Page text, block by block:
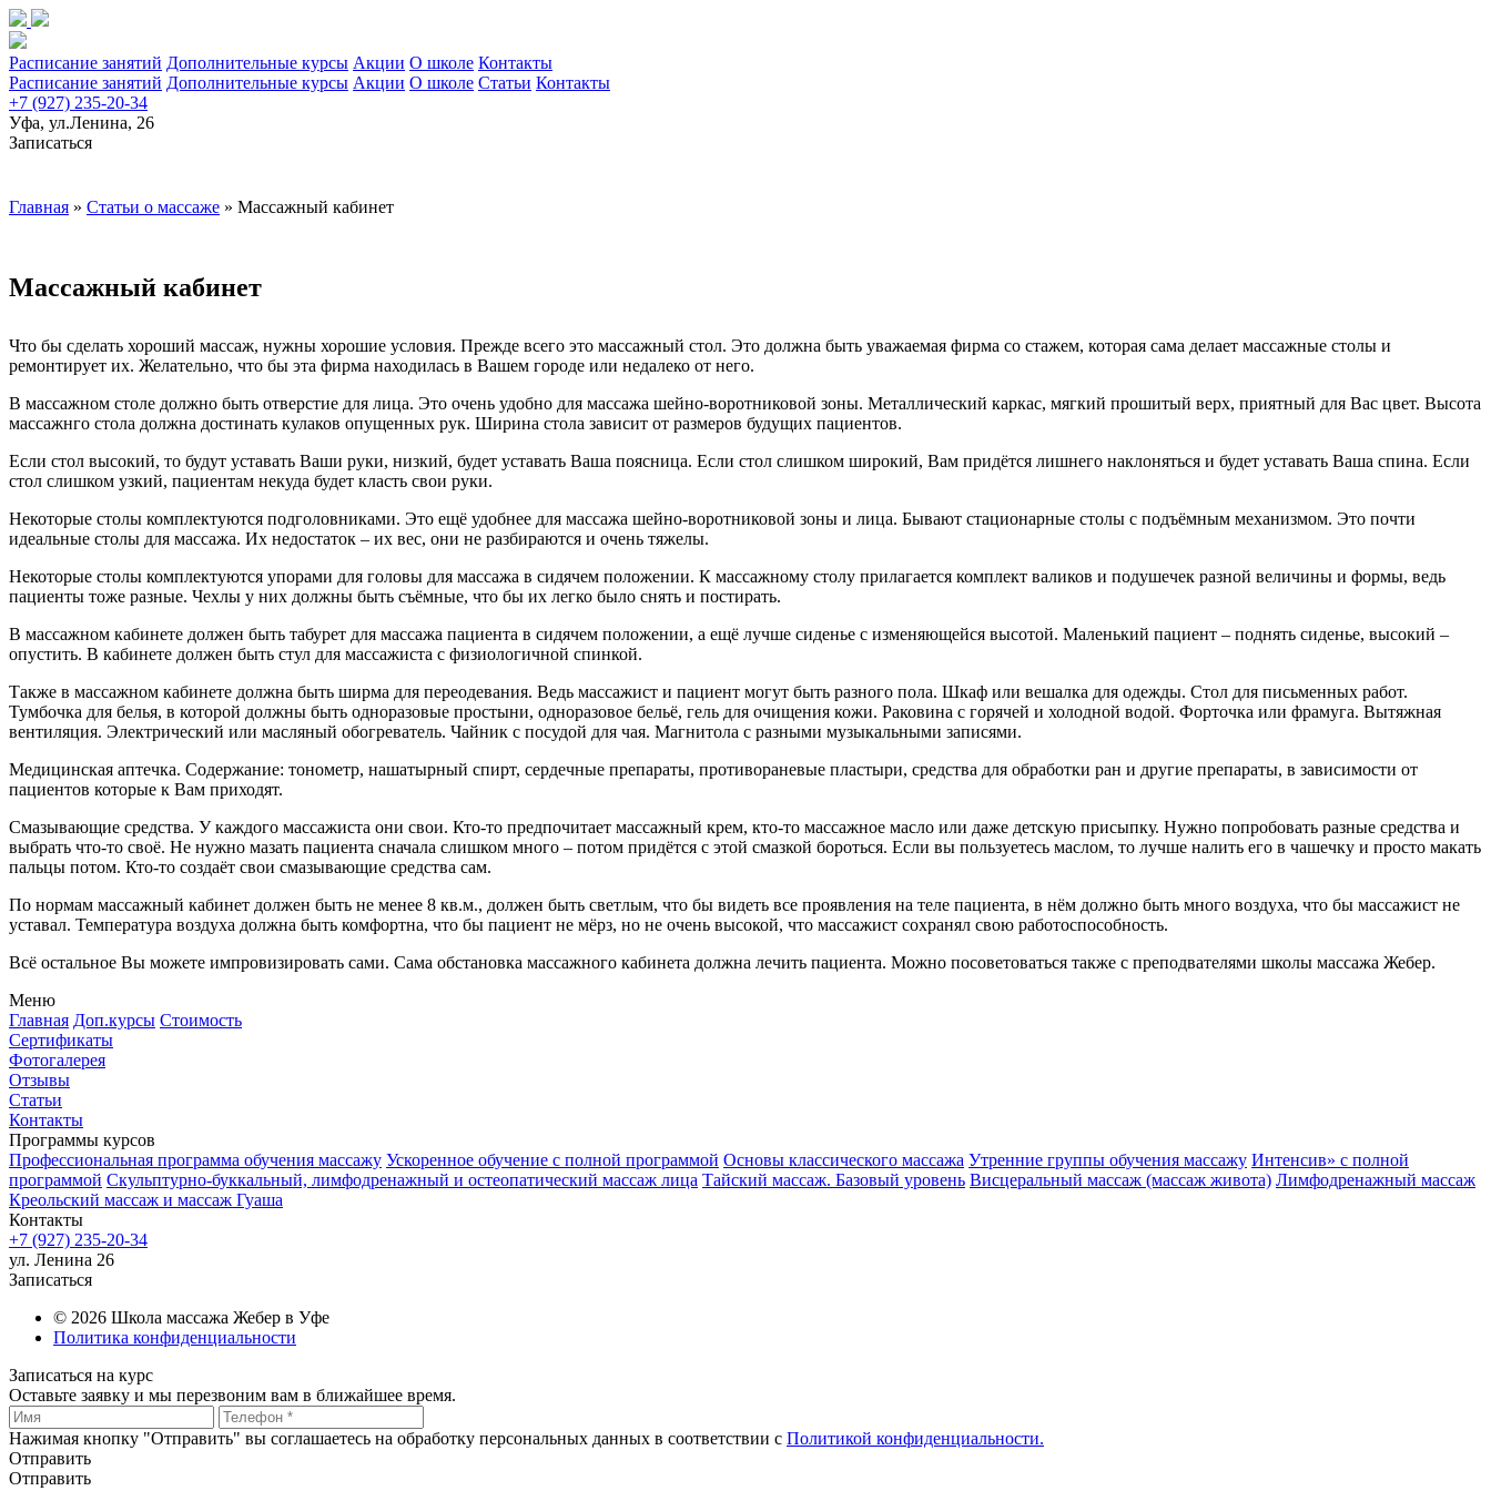
Расписание занятий Дополнительные курсы Акции О школе Контакты
Расписание занятий Дополнительные курсы Акции О школе Статьи Контакты
+7 (927) 235-20-34
Уфа, ул.Ленина, 26
Записаться
Главная » Статьи о массаже » Массажный кабинет
Массажный кабинет
Что бы сделать хороший массаж, нужны хорошие условия. Прежде всего это массажный стол. Это должна быть уважаемая фирма со стажем, которая сама делает массажные столы и
ремонтирует их. Желательно, что бы эта фирма находилась в Вашем городе или недалеко от него.
В массажном столе должно быть отверстие для лица. Это очень удобно для массажа шейно-воротниковой зоны. Металлический каркас, мягкий прошитый верх, приятный для Вас цвет. Высота
массажнго стола должна достинать кулаков опущенных рук. Ширина стола зависит от размеров будущих пациентов.
Если стол высокий, то будут уставать Ваши руки, низкий, будет уставать Ваша поясница. Если стол слишком широкий, Вам придётся лишнего наклоняться и будет уставать Ваша спина. Если
стол слишком узкий, пациентам некуда будет класть свои руки.
Некоторые столы комплектуются подголовниками. Это ещё удобнее для массажа шейно-воротниковой зоны и лица. Бывают стационарные столы с подъёмным механизмом. Это почти
идеальные столы для массажа. Их недостаток – их вес, они не разбираются и очень тяжелы.
Некоторые столы комплектуются упорами для головы для массажа в сидячем положении. К массажному столу прилагается комплект валиков и подушечек разной величины и формы, ведь
пациенты тоже разные. Чехлы у них должны быть съёмные, что бы их легко было снять и постирать.
В массажном кабинете должен быть табурет для массажа пациента в сидячем положении, а ещё лучше сиденье с изменяющейся высотой. Маленький пациент – поднять сиденье, высокий –
опустить. В кабинете должен быть стул для массажиста с физиологичной спинкой.
Также в массажном кабинете должна быть ширма для переодевания. Ведь массажист и пациент могут быть разного пола. Шкаф или вешалка для одежды. Стол для письменных работ.
Тумбочка для белья, в которой должны быть одноразовые простыни, одноразовое бельё, гель для очищения кожи. Раковина с горячей и холодной водой. Форточка или фрамуга. Вытяжная
вентиляция. Электрический или масляный обогреватель. Чайник с посудой для чая. Магнитола с разными музыкальными записями.
Медицинская аптечка. Содержание: тонометр, нашатырный спирт, сердечные препараты, противораневые пластыри, средства для обработки ран и другие препараты, в зависимости от
пациентов которые к Вам приходят.
Смазывающие средства. У каждого массажиста они свои. Кто-то предпочитает массажный крем, кто-то массажное масло или даже детскую присыпку. Нужно попробовать разные средства и
выбрать что-то своё. Не нужно мазать пациента сначала слишком много – потом придётся с этой смазкой бороться. Если вы пользуетесь маслом, то лучше налить его в чашечку и просто макать
пальцы потом. Кто-то создаёт свои смазывающие средства сам.
По нормам массажный кабинет должен быть не менее 8 кв.м., должен быть светлым, что бы видеть все проявления на теле пациента, в нём должно быть много воздуха, что бы массажист не
уставал. Температура воздуха должна быть комфортна, что бы пациент не мёрз, но не очень высокой, что массажист сохранял свою работоспособность.
Всё остальное Вы можете импровизировать сами. Сама обстановка массажного кабинета должна лечить пациента. Можно посоветоваться также с преподвателями школы массажа Жебер.
Меню
Главная Доп.курсы Стоимость
Сертификаты
Фотогалерея
Отзывы
Статьи
Контакты
Программы курсов
Профессиональная программа обучения массажу Ускоренное обучение с полной программой Основы классического массажа Утренние группы обучения массажу Интенсив» с полной
программой Скульптурно-буккальный, лимфодренажный и остеопатический массаж лица Тайский массаж. Базовый уровень Висцеральный массаж (массаж живота) Лимфодренажный массаж
Креольский массаж и массаж Гуаша
Контакты
+7 (927) 235-20-34
ул. Ленина 26
Записаться
© 2026 Школа массажа Жебер в Уфе
Политика конфиденциальности
Записаться на курс
Оставьте заявку и мы перезвоним вам в ближайшее время.
Нажимая кнопку "Отправить" вы соглашаетесь на обработку персональных данных в соответствии с Политикой конфиденциальности.
Отправить
Отправить